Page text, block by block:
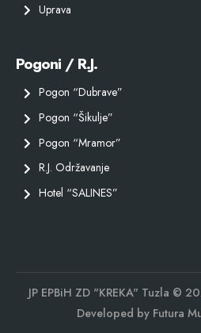
Uprava
Pogoni / R.J.
Pogon “Dubrave”
Pogon “Šikulje”
Pogon “Mramor”
R.J. Održavanje
Hotel “SALINES”
JP EPBiH ZD "KREKA" Tuzla ©
Developed by Futura